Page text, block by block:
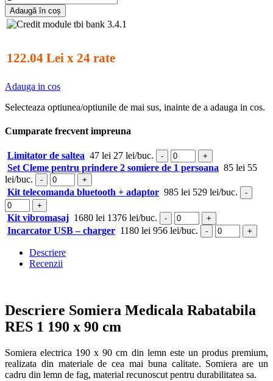
Adaugă în coș
122.04 Lei x 24 rate
Adauga in cos
Selecteaza optiunea/optiunile de mai sus, inainte de a adauga in cos.
Cumparate frecvent impreuna
Limitator de saltea 47 lei 27 lei/buc. - +
Set Cleme pentru prindere 2 somiere de 1 persoana 85 lei 55
lei/buc.
- +
Kit telecomanda bluetooth + adaptor 985 lei 529 lei/buc.
-
+
Kit vibromasaj 1680 lei 1376 lei/buc. - +
Incarcator USB – charger 1180 lei 956 lei/buc. - +
Descriere
Recenzii
Descriere Somiera Medicala Rabatabila
RES 1 190 x 90 cm
Somiera electrica 190 x 90 cm din lemn este un produs premium,
realizata din materiale de cea mai buna calitate. Somiera are un
cadru din lemn de fag, material recunoscut pentru durabilitatea sa.